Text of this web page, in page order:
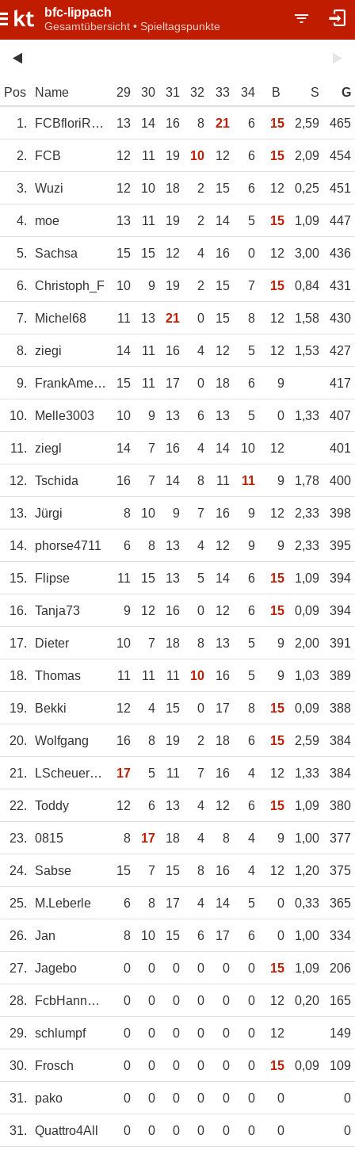
bfc-lippach
Gesamtübersicht • Spieltagspunkte
Pos Name 29 30 31 32 33 34 B S G
1. FCBfloriRifffig 13 14 16 8 21 6 15 2,59 465
2. FCB 12 11 19 10 12 6 15 2,09 454
3. Wuzi 12 10 18 2 15 6 12 0,25 451
4. moe 13 11 19 2 14 5 15 1,09 447
5. Sachsa 15 15 12 4 16 0 12 3,00 436
6. Christoph_F 10 9 19 2 15 7 15 0,84 431
7. Michel68 11 13 21 0 15 8 12 1,58 430
8. ziegi 14 11 16 4 12 5 12 1,53 427
9. FrankAmerein 15 11 17 0 18 6 9 417
10. Melle3003 10 9 13 6 13 5 0 1,33 407
11. ziegl 14 7 16 4 14 10 12 401
12. Tschida 16 7 14 8 11 11 9 1,78 400
13. Jürgi 8 10 9 7 16 9 12 2,33 398
14. phorse4711 6 8 13 4 12 9 9 2,33 395
15. Flipse 11 15 13 5 14 6 15 1,09 394
16. Tanja73 9 12 16 0 12 6 15 0,09 394
17. Dieter 10 7 18 8 13 5 9 2,00 391
18. Thomas 11 11 11 10 16 5 9 1,03 389
19. Bekki 12 4 15 0 17 8 15 0,09 388
20. Wolfgang 16 8 19 2 18 6 15 2,59 384
21. LScheuermann 17 5 11 7 16 4 12 1,33 384
22. Toddy 12 6 13 4 12 6 15 1,09 380
23. 0815 8 17 18 4 8 4 9 1,00 377
24. Sabse 15 7 15 8 16 4 12 1,20 375
25. M.Leberle 6 8 17 4 14 5 0 0,33 365
26. Jan 8 10 15 6 17 6 0 1,00 334
27. Jagebo 0 0 0 0 0 0 15 1,09 206
28. FcbHannes93 0 0 0 0 0 0 12 0,20 165
29. schlumpf 0 0 0 0 0 0 12 149
30. Frosch 0 0 0 0 0 0 15 0,09 109
31. pako 0 0 0 0 0 0 0 0
31. Quattro4All 0 0 0 0 0 0 0 0